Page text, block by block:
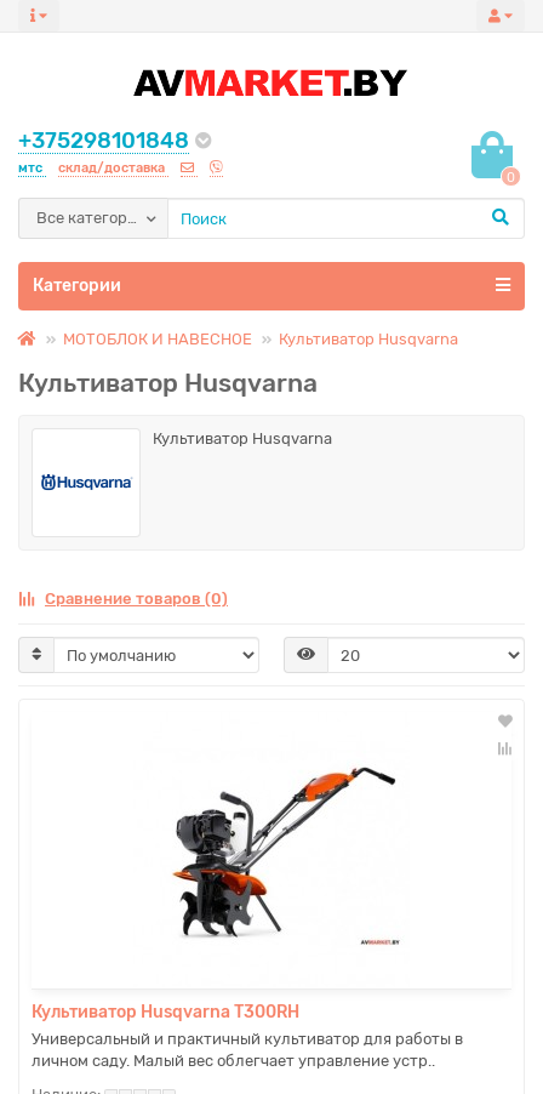
+375298101848
мтс склад/доставка
0
Все категории
Категории
МОТОБЛОК И НАВЕСНОЕ Культиватор Husqvarna
Культиватор Husqvarna
Культиватор Husqvarna
Сравнение товаров (0)
Культиватор Husqvarna T300RH
Универсальный и практичный культиватор для работы в
личном саду. Малый вес облегчает управление устр..